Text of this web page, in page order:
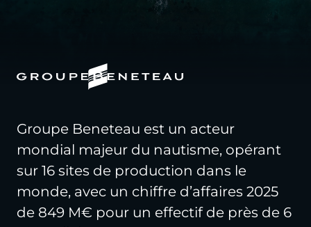
Groupe Beneteau est un acteur
mondial majeur du nautisme, opérant
sur 16 sites de production dans le
monde, avec un chiffre d’affaires 2025
de 849 M€ pour un effectif de près de 6